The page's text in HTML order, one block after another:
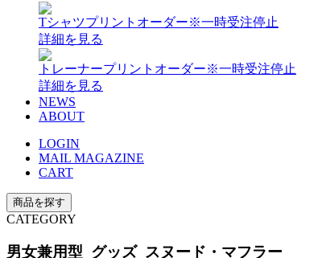
Tシャツプリントオーダー※一時受注停止
詳細を見る
トレーナープリントオーダー※一時受注停止
詳細を見る
NEWS
ABOUT
LOGIN
MAIL MAGAZINE
CART
商品を探す
CATEGORY
男女兼用型 グッズ スヌード・マフラー